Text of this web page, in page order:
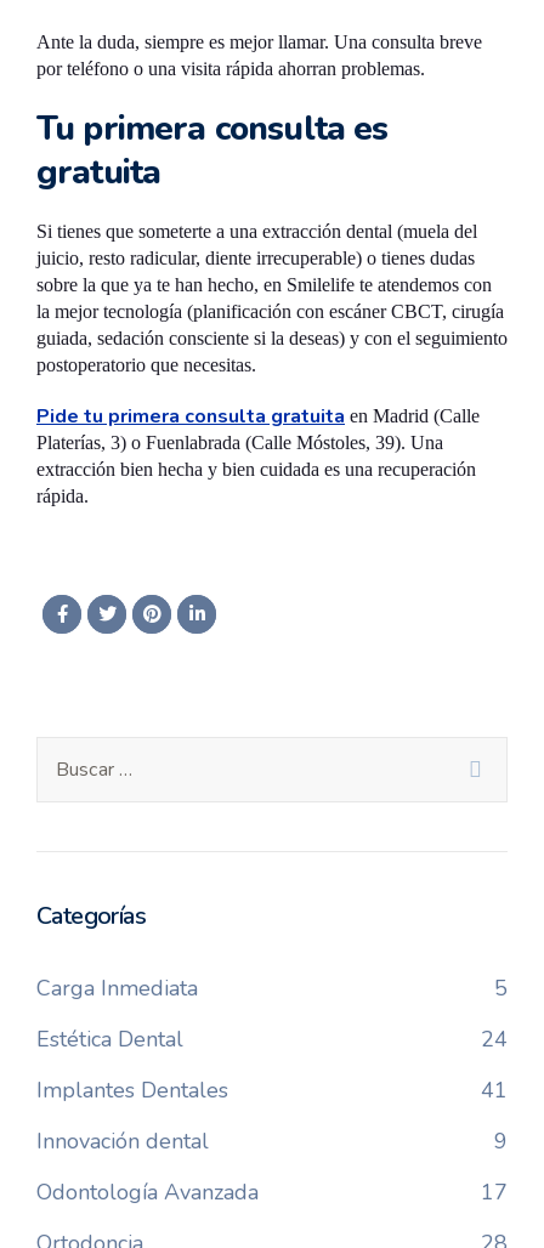
Ante la duda, siempre es mejor llamar. Una consulta breve
por teléfono o una visita rápida ahorran problemas.
Tu primera consulta es
gratuita
Si tienes que someterte a una extracción dental (muela del
juicio, resto radicular, diente irrecuperable) o tienes dudas
sobre la que ya te han hecho, en Smilelife te atendemos con
la mejor tecnología (planificación con escáner CBCT, cirugía
guiada, sedación consciente si la deseas) y con el seguimiento
postoperatorio que necesitas.
Pide tu primera consulta gratuita en Madrid (Calle
Platerías, 3) o Fuenlabrada (Calle Móstoles, 39). Una
extracción bien hecha y bien cuidada es una recuperación
rápida.
Categorías
Carga Inmediata
5
Estética Dental
24
Implantes Dentales
41
Innovación dental
9
Odontología Avanzada
17